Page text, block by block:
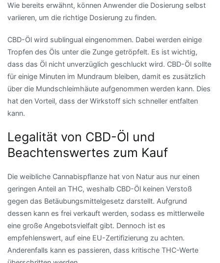
Wie bereits erwähnt, können Anwender die Dosierung selbst
variieren, um die richtige Dosierung zu finden.
CBD-Öl wird sublingual eingenommen. Dabei werden einige
Tropfen des Öls unter die Zunge getröpfelt. Es ist wichtig,
dass das Öl nicht unverzüglich geschluckt wird. CBD-Öl sollte
für einige Minuten im Mundraum bleiben, damit es zusätzlich
über die Mundschleimhäute aufgenommen werden kann. Dies
hat den Vorteil, dass der Wirkstoff sich schneller entfalten
kann.
Legalität von CBD-Öl und
Beachtenswertes zum Kauf
Die weibliche Cannabispflanze hat von Natur aus nur einen
geringen Anteil an THC, weshalb CBD-Öl keinen Verstoß
gegen das Betäubungsmittelgesetz darstellt. Aufgrund
dessen kann es frei verkauft werden, sodass es mittlerweile
eine große Angebotsvielfalt gibt. Dennoch ist es
empfehlenswert, auf eine EU-Zertifizierung zu achten.
Anderenfalls kann es passieren, dass kritische THC-Werte